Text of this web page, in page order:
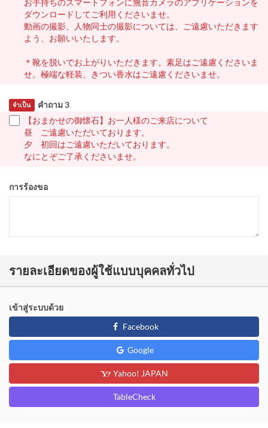
お手持ちのスマートフォンに無音カメラのアプリケーションを
ダウンロードしてご利用くださいませ。
動画の撮影、人物同士の撮影については、ご遠慮いただきます
よう、お願いいたします。
＊靴を脱いでお上がりいただきます。素足はご遠慮くださいま
せ。極端な軽装、きつい香水はご遠慮くださいませ。
คำถาม 3
จำเป็น
【おまかせの御懐石】お一人様のご来店について
昼 ご遠慮いただいております。
夕 初回はご遠慮いただいております。
なにとぞご了承くださいませ。
การร้องขอ
รายละเอียดของผู้ใช้แบบบุคคลทั่วไป
เข้าสู่ระบบด้วย
Facebook
Google
Yahoo! JAPAN
TableCheck